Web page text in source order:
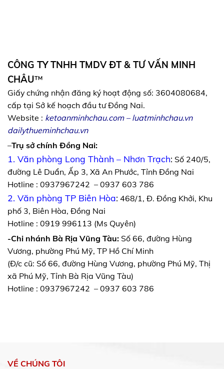
CÔNG TY TNHH TMDV ĐT & TƯ VẤN MINH
CHÂU™
Giấy chứng nhận đăng ký hoạt động số: 3604080684,
cấp tại Sở kế hoạch đầu tư Đồng Nai.
Website : ketoanminhchau.com–luatminhchau.vn
dailythueminhchau.vn
–Trụ sở chính Đồng Nai:
1. Văn phòng Long Thành – Nhơn Trạch: Số 240/5,
đường Lê Duẩn, Ấp 3, Xã An Phước, Tỉnh Đồng Nai
Hotline : 0937967242 – 0937 603 786
2. Văn phòng TP Biên Hòa: 468/1, Đ. Đồng Khởi, Khu
phố 3, Biên Hòa, Đồng Nai
Hotline : 0919 996113 (Ms Quyên)
-Chi nhánh Bà Rịa Vũng Tàu: Số 66, đường Hùng
Vương, phường Phú Mỹ, TP Hồ Chí Minh
(Đ/c cũ: Số 66, đường Hùng Vương, phường Phú Mỹ, Thị
xã Phú Mỹ, Tỉnh Bà Rịa Vũng Tàu)
Hotline : 0937967242 – 0937 603 786
VỀ CHÚNG TÔI